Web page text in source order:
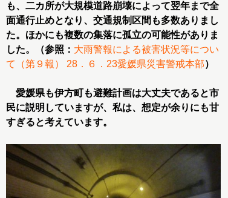
も、二カ所が大規模道路崩壊によって翌年まで全
面通行止めとなり、交通規制区間も多数ありまし
た。ほかにも複数の集落に孤立の可能性がありま
した。（参照： 大雨警報による被害状況等につい
て（第９報） 28．６．23愛媛県災害警戒本部）
愛媛県も伊方町も避難計画は大丈夫であると市
民に説明していますが、私は、 想定が余りにも甘
すぎると考えています。